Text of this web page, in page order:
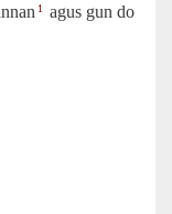
1 agus gun do